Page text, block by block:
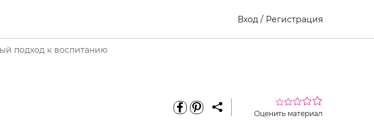
Вход / Регистрация
подход к воспитанию
Оценить материал